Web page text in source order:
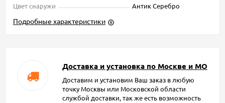
Цвет снаружи
Антик Серебро
Подробные характеристики
Доставка и установка по Москве и МО
Доставим и установим Ваш заказ в любую
точку Москвы или Московской области
службой доставки, так же есть возможность